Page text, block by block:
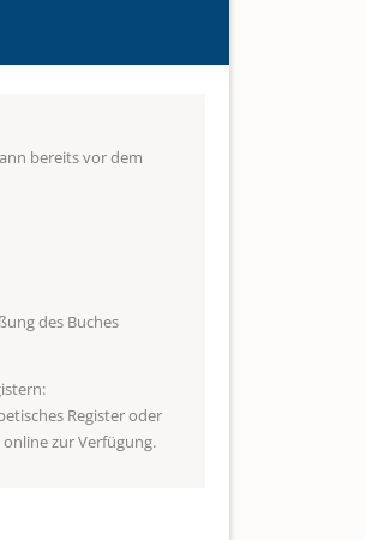
bereits vor dem
des Buches
Register oder
zur Verfügung.